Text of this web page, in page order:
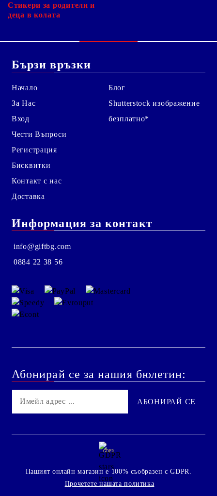
Стикери за родители и
деца в колата
Бързи връзки
Начало
За Нас
Вход
Чести Въпроси
Регистрация
Бисквитки
Контакт с нас
Доставка
Блог
Shutterstock изображение
безплатно*
Информация за контакт
info@giftbg.com
0884 22 38 56
Абонирай се за нашия бюлетин:
GDPR
Нашият онлайн магазин е 100% съобразен с GDPR.
Прочетете нашата политика